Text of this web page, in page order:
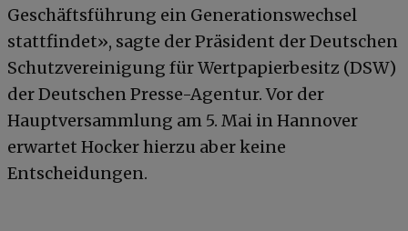
Geschäftsführung ein Generationswechsel
stattfindet», sagte der Präsident der Deutschen
Schutzvereinigung für Wertpapierbesitz (DSW)
der Deutschen Presse-Agentur. Vor der
Hauptversammlung am 5. Mai in Hannover
erwartet Hocker hierzu aber keine
Entscheidungen.